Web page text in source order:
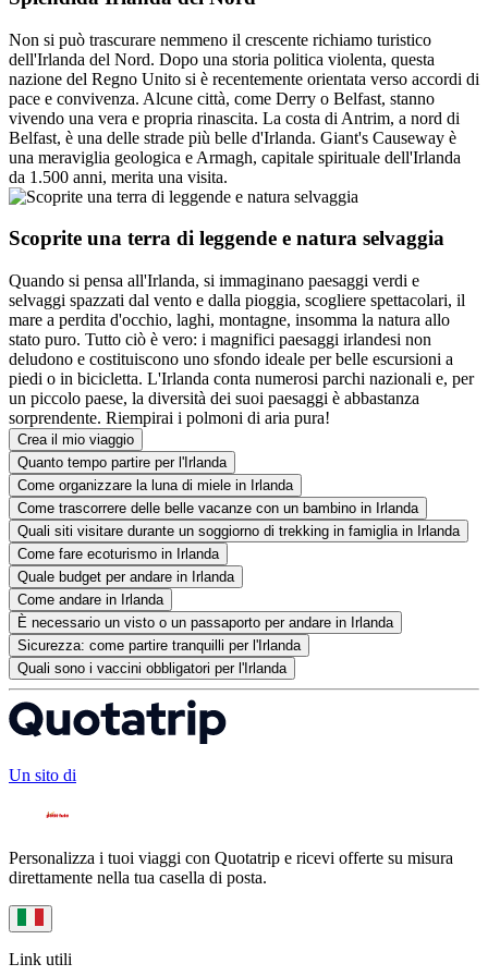
Non si può trascurare nemmeno il crescente richiamo turistico
dell'Irlanda del Nord. Dopo una storia politica violenta, questa
nazione del Regno Unito si è recentemente orientata verso accordi di
pace e convivenza. Alcune città, come Derry o Belfast, stanno
vivendo una vera e propria rinascita. La costa di Antrim, a nord di
Belfast, è una delle strade più belle d'Irlanda. Giant's Causeway è
una meraviglia geologica e Armagh, capitale spirituale dell'Irlanda
da 1.500 anni, merita una visita.
Scoprite una terra di leggende e natura selvaggia
Quando si pensa all'Irlanda, si immaginano paesaggi verdi e
selvaggi spazzati dal vento e dalla pioggia, scogliere spettacolari, il
mare a perdita d'occhio, laghi, montagne, insomma la natura allo
stato puro. Tutto ciò è vero: i magnifici paesaggi irlandesi non
deludono e costituiscono uno sfondo ideale per belle escursioni a
piedi o in bicicletta. L'Irlanda conta numerosi parchi nazionali e, per
un piccolo paese, la diversità dei suoi paesaggi è abbastanza
sorprendente. Riempirai i polmoni di aria pura!
Crea il mio viaggio
Quanto tempo partire per l'Irlanda
Come organizzare la luna di miele in Irlanda
Come trascorrere delle belle vacanze con un bambino in Irlanda
Quali siti visitare durante un soggiorno di trekking in famiglia in Irlanda
Come fare ecoturismo in Irlanda
Quale budget per andare in Irlanda
Come andare in Irlanda
È necessario un visto o un passaporto per andare in Irlanda
Sicurezza: come partire tranquilli per l'Irlanda
Quali sono i vaccini obbligatori per l'Irlanda
Un sito di
Personalizza i tuoi viaggi con Quotatrip e ricevi offerte su misura
direttamente nella tua casella di posta.
Link utili